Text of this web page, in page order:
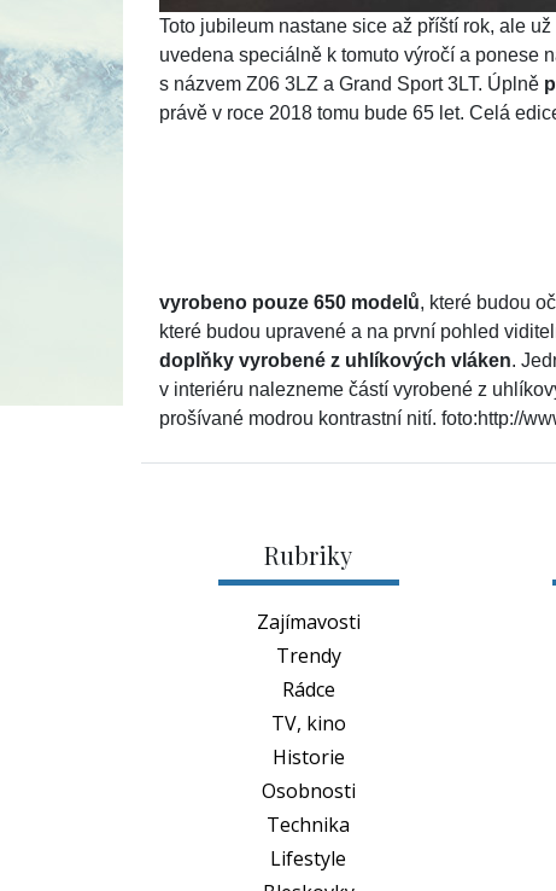
Toto jubileum nastane sice až příští rok, ale
uvedena speciálně k tomuto výročí a ponese
s názvem Z06 3LZ a Grand Sport 3LT. Úplně
právě v roce 2018 tomu bude 65 let. Celá
vyrobeno pouze 650 modelů, které budou
které budou upravené a na první pohled
doplňky vyrobené z uhlíkových vláken.
v interiéru nalezneme částí vyrobené z
prošívané modrou kontrastní nití. foto:http://
Rubriky
Zajímavosti
Trendy
Rádce
TV, kino
Historie
Osobnosti
Technika
Lifestyle